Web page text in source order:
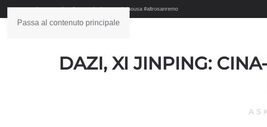
Passa al contenuto principale
#sanremo #studionews #askanews #ciaousa #altrosanremo
DAZI, XI JINPING: